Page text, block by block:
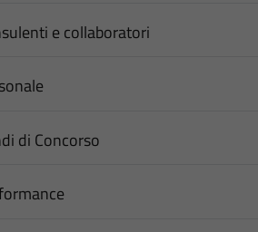
e collaboratori
di Concorso